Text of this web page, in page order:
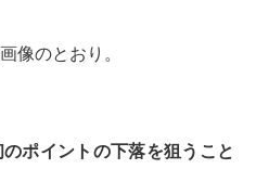
像のとおり。
ポイントの下落を狙うこと